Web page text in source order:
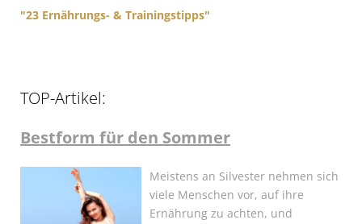
"23 Ernährungs- & Trainingstipps"
TOP-Artikel:
Bestform für den Sommer
Meistens an Silvester nehmen sich
viele Menschen vor, auf ihre
Ernährung zu achten, und